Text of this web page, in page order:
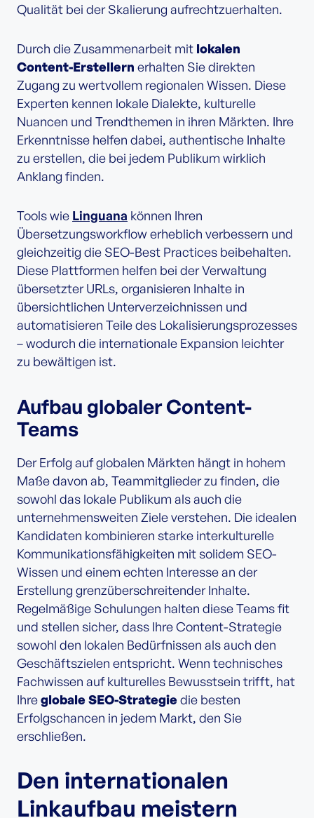
Qualität bei der Skalierung aufrechtzuerhalten.
Durch die Zusammenarbeit mit lokalen
Content-Erstellern erhalten Sie direkten
Zugang zu wertvollem regionalen Wissen. Diese
Experten kennen lokale Dialekte, kulturelle
Nuancen und Trendthemen in ihren Märkten. Ihre
Erkenntnisse helfen dabei, authentische Inhalte
zu erstellen, die bei jedem Publikum wirklich
Anklang finden.
Tools wie Linguana können Ihren
Übersetzungsworkflow erheblich verbessern und
gleichzeitig die SEO-Best Practices beibehalten.
Diese Plattformen helfen bei der Verwaltung
übersetzter URLs, organisieren Inhalte in
übersichtlichen Unterverzeichnissen und
automatisieren Teile des Lokalisierungsprozesses
– wodurch die internationale Expansion leichter
zu bewältigen ist.
Aufbau globaler Content-
Teams
Der Erfolg auf globalen Märkten hängt in hohem
Maße davon ab, Teammitglieder zu finden, die
sowohl das lokale Publikum als auch die
unternehmensweiten Ziele verstehen. Die idealen
Kandidaten kombinieren starke interkulturelle
Kommunikationsfähigkeiten mit solidem SEO-
Wissen und einem echten Interesse an der
Erstellung grenzüberschreitender Inhalte.
Regelmäßige Schulungen halten diese Teams fit
und stellen sicher, dass Ihre Content-Strategie
sowohl den lokalen Bedürfnissen als auch den
Geschäftszielen entspricht. Wenn technisches
Fachwissen auf kulturelles Bewusstsein trifft, hat
Ihreglobale SEO-Strategiedie besten
Erfolgschancen in jedem Markt, den Sie
erschließen.
Den internationalen
Linkaufbau meistern